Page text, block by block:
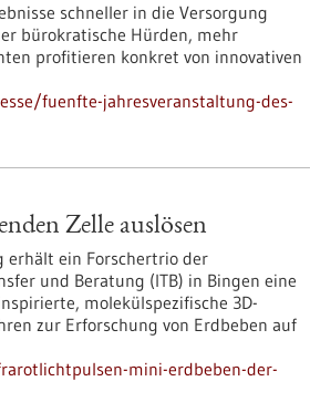
schneller in die Versorgung
bürokratische Hürden, mehr
profitieren konkret von innovativen
fuenfte-jahresveranstaltung-des-
Zelle auslösen
erhält ein Forschertrio der
und Beratung (ITB) in Bingen eine
molekülspezifische 3D-
zur Erforschung von Erdbeben auf
mini-erdbeben-der-